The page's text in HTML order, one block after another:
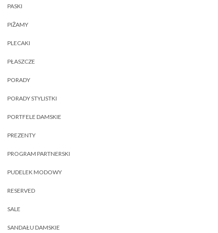
PASKI
PIŻAMY
PLECAKI
PŁASZCZE
PORADY
PORADY STYLISTKI
PORTFELE DAMSKIE
PREZENTY
PROGRAM PARTNERSKI
PUDELEK MODOWY
RESERVED
SALE
SANDAŁU DAMSKIE